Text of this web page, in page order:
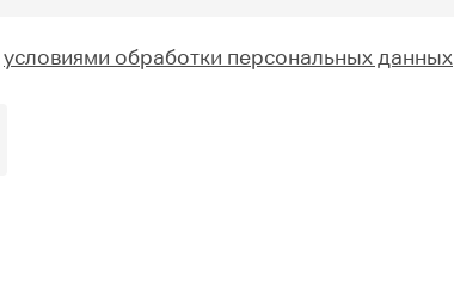
условиями обработки персональных данных